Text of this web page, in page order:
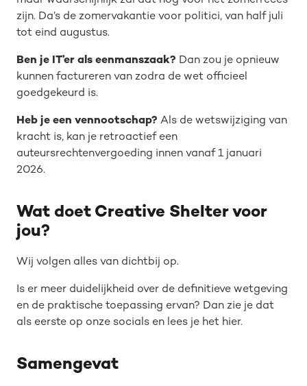
zijn. Da’s de zomervakantie voor politici, van half juli
tot eind augustus.
Ben je IT’er als eenmanszaak? Dan zou je opnieuw
kunnen factureren van zodra de wet officieel
goedgekeurd is.
Heb je een vennootschap? Als de wetswijziging van
kracht is, kan je retroactief een
auteursrechtenvergoeding innen vanaf 1 januari
2026.
Wat doet Creative Shelter voor
jou?
Wij volgen alles van dichtbij op.
Is er meer duidelijkheid over de definitieve wetgeving
en de praktische toepassing ervan? Dan zie je dat
als eerste op onze socials en lees je het hier.
Samengevat